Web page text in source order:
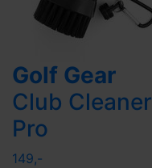
Golf Gear
Club Cleaner
Pro
149,-